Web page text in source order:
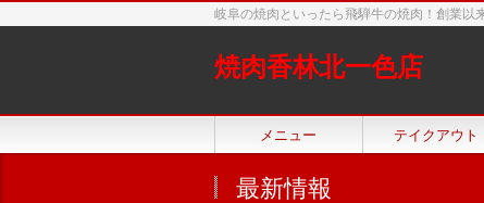
岐阜の焼肉といったら飛騨牛の焼肉！創業以
焼肉香林北一色店
メニュー テイクアウト
最新情報